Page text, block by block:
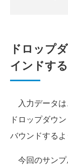
ドロップ
インドする
入力データは
ドロップダウ
バウンドするよ
今回のサンプ